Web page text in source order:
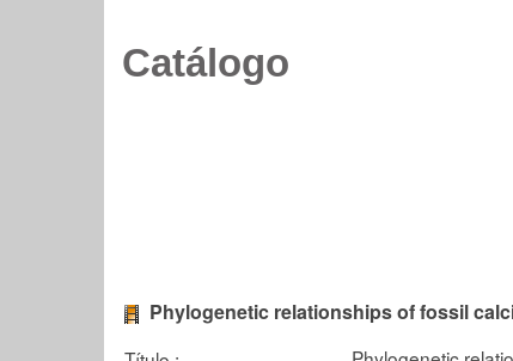
Catálogo
Phylogenetic relationships of fossil